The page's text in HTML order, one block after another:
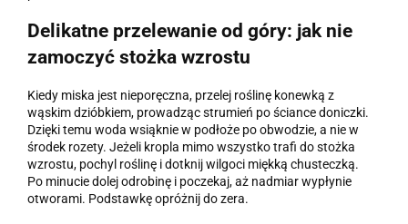
Delikatne przelewanie od góry: jak nie
zamoczyć stożka wzrostu
Kiedy miska jest nieporęczna, przelej roślinę konewką z
wąskim dzióbkiem, prowadząc strumień po ściance doniczki.
Dzięki temu woda wsiąknie w podłoże po obwodzie, a nie w
środek rozety. Jeżeli kropla mimo wszystko trafi do stożka
wzrostu, pochyl roślinę i dotknij wilgoci miękką chusteczką.
Po minucie dolej odrobinę i poczekaj, aż nadmiar wypłynie
otworami. Podstawkę opróżnij do zera.